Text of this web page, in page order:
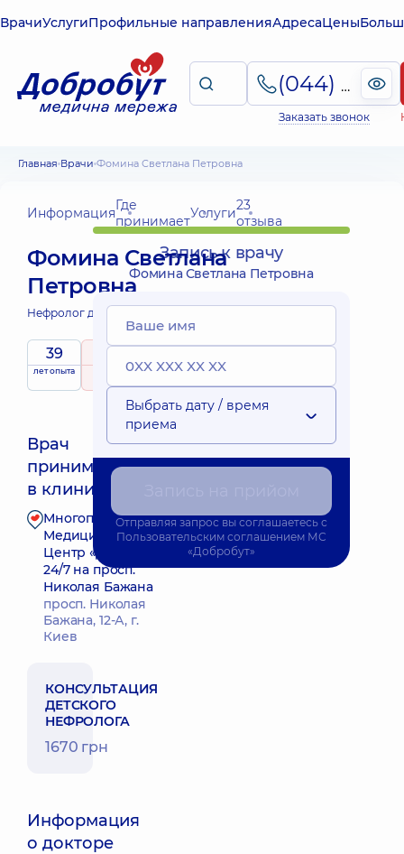
ВрачиУслугиПрофильные направленияАдресаЦены
(044) 495-2-888
Заказать звонок
Главная Врачи Фомина Светлана Петровна
ИнформацияГде
принимаетУслуги23
отзыва
Фомина Светлана
Петровна
Нефролог детский;
39
лет опыта рейтингна основе
принимает
Врач
принимает
в клинике
Ближайшее время приема: 08.08.2026 16:30
Многопрофильный
Медицинский
Центр «Добробут»
24/7 на просп.
Николая Бажана
просп. Николая
Бажана, 12-А, г.
Киев
Запись к врачу
КОНСУЛЬТАЦИЯ
ДЕТСКОГО
НЕФРОЛОГА
1670 грн
Информация
о докторе
Запись к врачу
Фомина Светлана Петровна
Выбрать дату / время
приема
Отправляя запрос вы соглашаетесь с
Пользовательским соглашением МС
«Добробут»